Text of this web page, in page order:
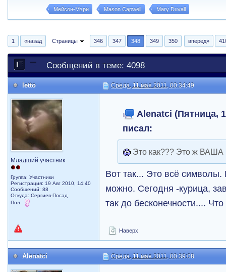
Мейсон-Мэри Mason Capwell Mary Duvall
1 «назад Страницы 346 347 348 349 350 вперед»
Сообщений в теме: 4098
letto Среда, 11 мая 2011, 00:34:49
Младший участник
Группа: Участники
Регистрация: 19 Авг 2010, 14:40
Сообщений: 88
Откуда: Сергиев-Посад
Пол:
Alenatci (Пятница,
писал:
Это как??? Это ж ВАША
Вот так... Это всё символы.
можно. Сегодня -курица,
так до бесконечности....
Наверх
Alenatci Среда, 11 мая 2011, 00:39:08